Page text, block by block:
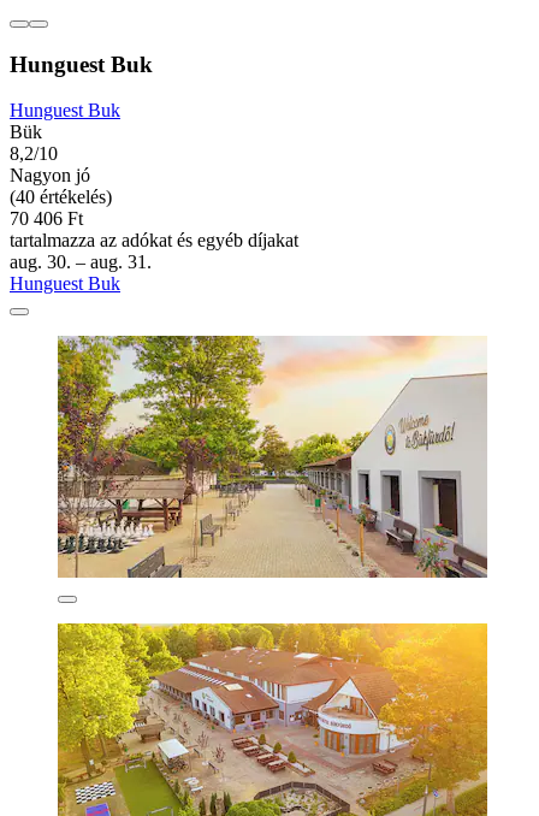
Hunguest Buk
Hunguest Buk
Bük
8,2/10
Nagyon jó
(40 értékelés)
70 406 Ft
tartalmazza az adókat és egyéb díjakat
aug. 30. – aug. 31.
Hunguest Buk